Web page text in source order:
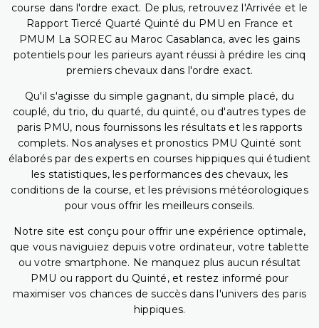
course dans l'ordre exact. De plus, retrouvez l'Arrivée et le
Rapport Tiercé Quarté Quinté du PMU en France et
PMUM La SOREC au Maroc Casablanca, avec les gains
potentiels pour les parieurs ayant réussi à prédire les cinq
premiers chevaux dans l'ordre exact.
Qu'il s'agisse du simple gagnant, du simple placé, du
couplé, du trio, du quarté, du quinté, ou d'autres types de
paris PMU, nous fournissons les résultats et les rapports
complets. Nos analyses et pronostics PMU Quinté sont
élaborés par des experts en courses hippiques qui étudient
les statistiques, les performances des chevaux, les
conditions de la course, et les prévisions météorologiques
pour vous offrir les meilleurs conseils.
Notre site est conçu pour offrir une expérience optimale,
que vous naviguiez depuis votre ordinateur, votre tablette
ou votre smartphone. Ne manquez plus aucun résultat
PMU ou rapport du Quinté, et restez informé pour
maximiser vos chances de succès dans l'univers des paris
hippiques.